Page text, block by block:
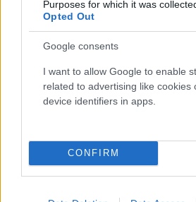
Purposes for which it was
Opted Out
Google consents
I want to allow Google to enable
related to advertising like cookies
device identifiers in apps.
CONFIRM
Ο πληθωρισμός στην Ελλάδα
το 2024 και αναμένεται να
2,4% το 2025 και 1,9% το 2026.
πληθωρισμός στην Eυρωζώνη
διαμορφωθεί στο 2,4% και θα